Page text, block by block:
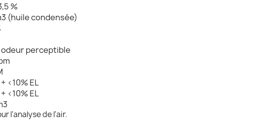
%
(huile condensée)
perceptible
<10% EL
<10% EL
l'analyse de l'air.